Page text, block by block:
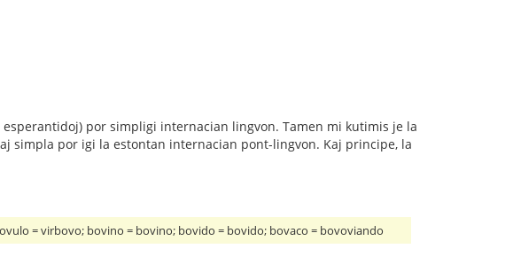
por simpligi internacian lingvon. Tamen mi kutimis je la
simpla por igi la estontan internacian pont-lingvon. Kaj principe, la
= virbovo; bovino = bovino; bovido = bovido; bovaco = bovoviando